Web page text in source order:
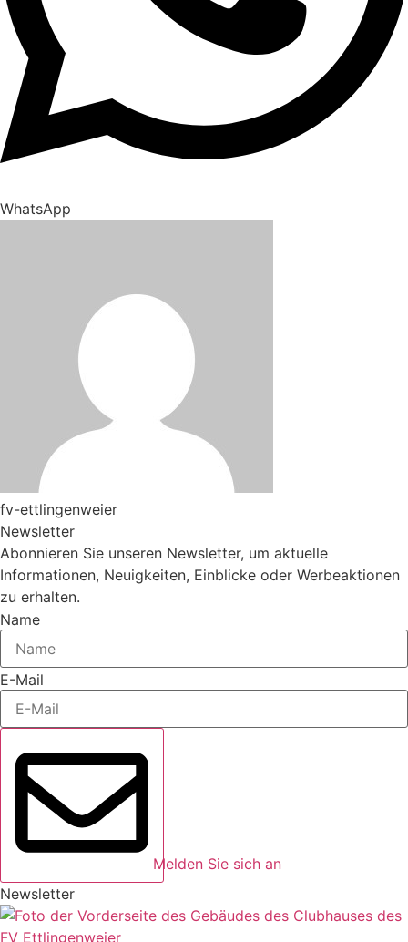
WhatsApp
fv-ettlingenweier
Newsletter
Abonnieren Sie unseren Newsletter, um aktuelle
Informationen, Neuigkeiten, Einblicke oder Werbeaktionen
zu erhalten.
Name
E-Mail
Melden Sie sich an
Newsletter